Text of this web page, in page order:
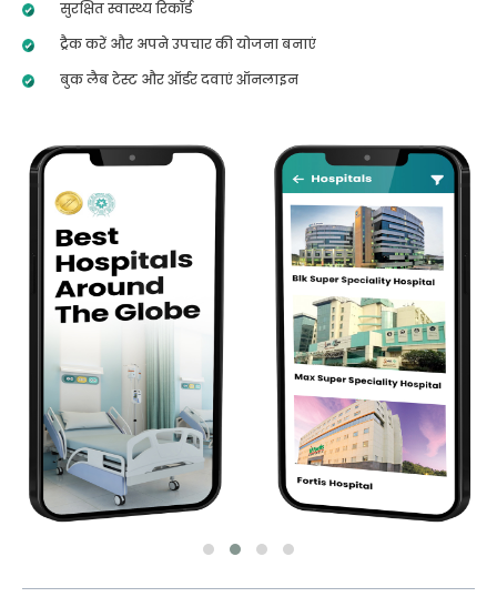
सुरक्षित स्वास्थ्य रिकॉर्ड
ट्रैक करें और अपने उपचार की योजना बनाएं
बुक लैब टेस्ट और ऑर्डर दवाएं ऑनलाइन